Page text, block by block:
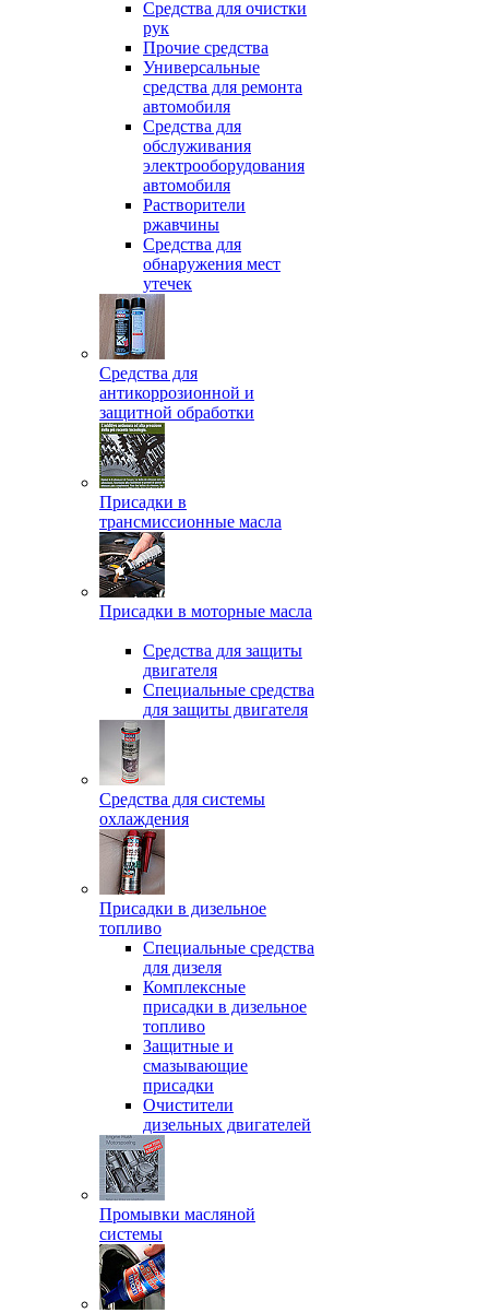
Средства для очистки
рук
Прочие средства
Универсальные
средства для ремонта
автомобиля
Средства для
обслуживания
электрооборудования
автомобиля
Растворители
ржавчины
Средства для
обнаружения мест
утечек
Средства для
антикоррозионной и
защитной обработки
Присадки в
трансмиссионные масла
Присадки в моторные масла
Средства для защиты
двигателя
Специальныe средства
для защиты двигателя
Средства для системы
охлаждения
Присадки в дизельное
топливо
Спeциальные средства
для дизеля
Комплексные
присадки в дизельное
топливо
Защитные и
смазывающие
присадки
Очистители
дизельных двигателей
Промывки масляной
системы